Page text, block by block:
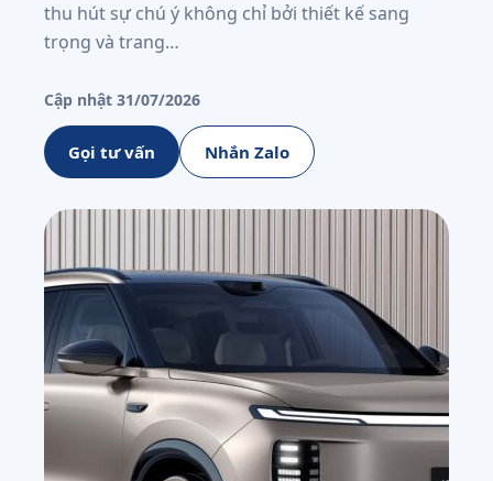
thu hút sự chú ý không chỉ bởi thiết kế sang
trọng và trang…
Cập nhật 31/07/2026
Gọi tư vấn Nhắn Zalo